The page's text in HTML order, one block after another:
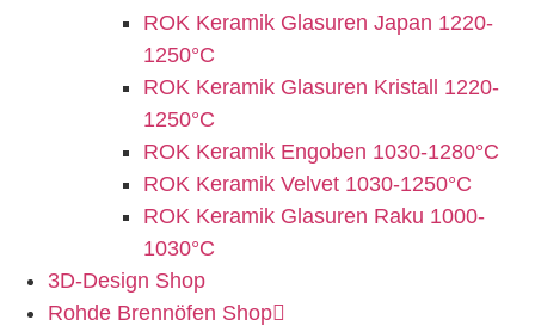
ROK Keramik Glasuren Japan 1220-
1250°C
ROK Keramik Glasuren Kristall 1220-
1250°C
ROK Keramik Engoben 1030-1280°C
ROK Keramik Velvet 1030-1250°C
ROK Keramik Glasuren Raku 1000-
1030°C
3D-Design Shop
Rohde Brennöfen Shop